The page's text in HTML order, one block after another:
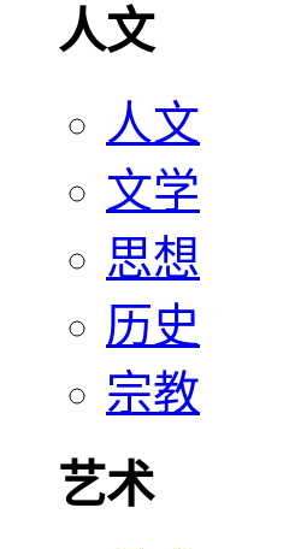
人文
人文
文学
思想
历史
宗教
艺术